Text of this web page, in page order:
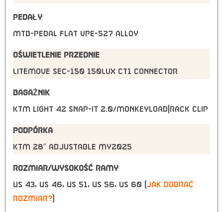
PEDAŁY
MTB-Pedal flat VPE-527 alloy
OŚWIETLENIE PRZEDNIE
Litemove SEC-150 150Lux CT1 connector
BAGAŻNIK
KTM light 42 snap-it 2.0/monkeyload|rack clip
PODPÓRKA
KTM 28″ adjustable MY2025
ROZMIAR/WYSOKOŚĆ RAMY
US 43, US 46, US 51, US 56, US 60 ( jak dobrać
rozmiar?